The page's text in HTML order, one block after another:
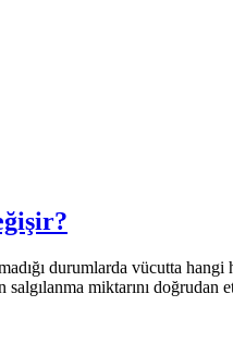
durumlarda vücutta
miktarını doğrudan